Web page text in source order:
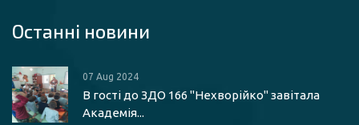
Останні новини
07 Aug 2024
В гості до ЗДО 166 "Нехворійко" завітала
Академія...